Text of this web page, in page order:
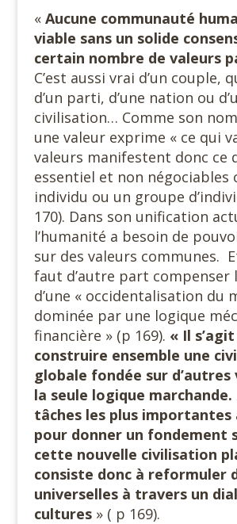
« Aucune communauté
viable sans un solide
certain nombre de valeurs
C’est aussi vrai d’un couple,
d’un parti, d’une nation ou
civilisation… Comme son
une valeur exprime « ce qui
valeurs manifestent donc ce
essentiel et non négociables
individu ou un groupe
170). Dans son unification
l’humanité a besoin de
sur des valeurs communes.
faut d’autre part compenser
d’une « occidentalisation du
dominée par une logique
financière » (p 169). « Il
construire ensemble une
globale fondée sur d’autres
la seule logique marchande.
tâches les plus importantes
pour donner un fondement
cette nouvelle civilisation
consiste donc à reformuler
universelles à travers un
cultures » ( p 169).